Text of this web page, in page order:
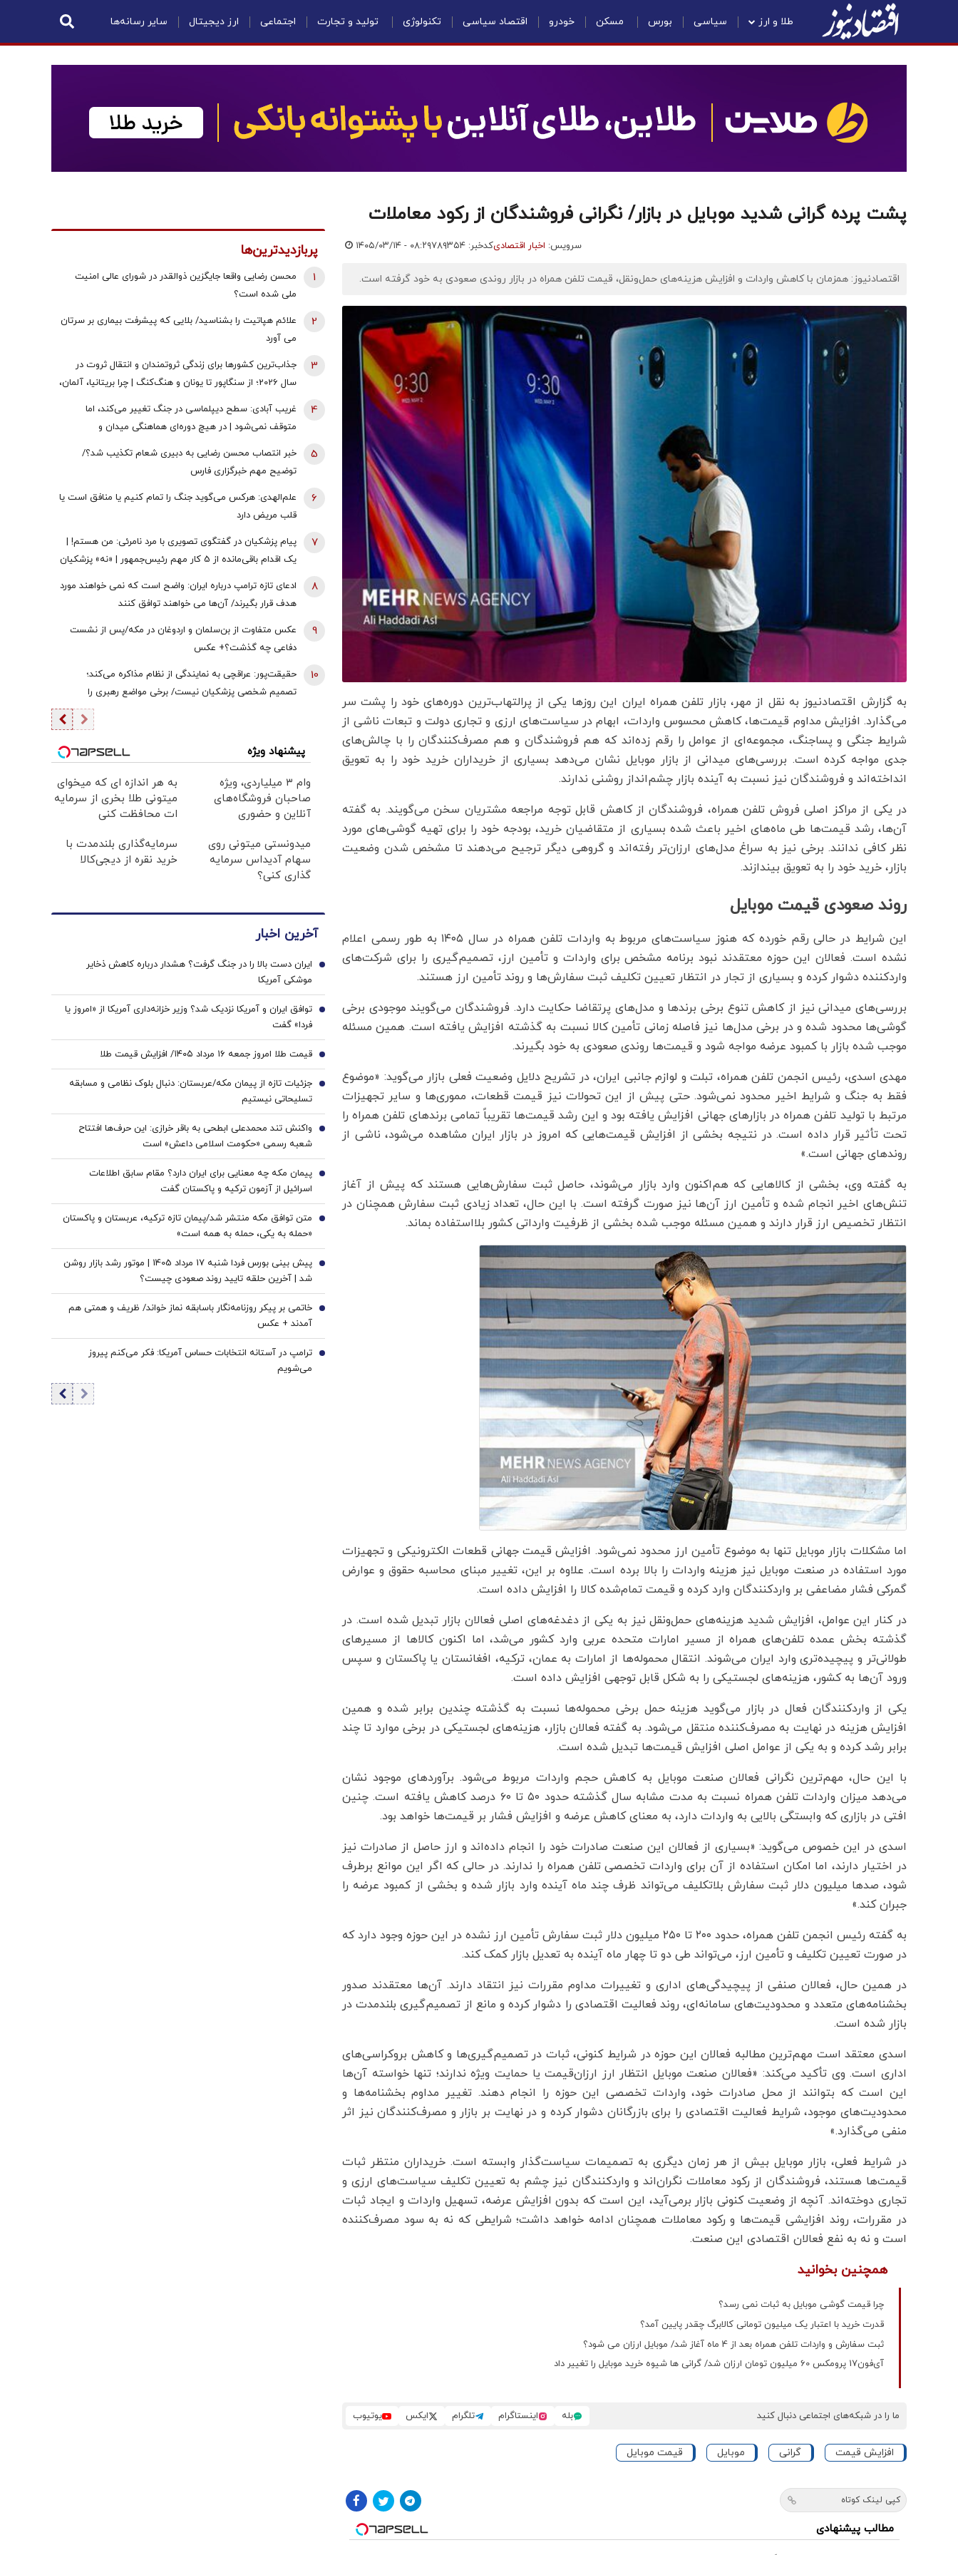
طلا و ارز سیاسی بورس مسکن خودرو اقتصاد سیاسی تکنولوژی تولید و تجارت اجتماعی ارز دیجیتال سایر رسانه‌ها
پشت پرده گرانی شدید موبایل در بازار/ نگرانی فروشندگان از رکود معاملات
سرویس: اخبار اقتصادیکدخبر: ۷۸۹۳۵۴ ۱۴۰۵/۰۳/۱۴ - ۰۸:۲۹
اقتصادنیوز: همزمان با کاهش واردات و افزایش هزینه‌های حمل‌ونقل، قیمت تلفن همراه در بازار روندی صعودی به خود گرفته است.
به گزارش اقتصادنیوز به نقل از مهر، بازار تلفن همراه ایران این روزها یکی از پرالتهاب‌ترین دوره‌های خود را پشت سر
می‌گذارد. افزایش مداوم قیمت‌ها، کاهش محسوس واردات، ابهام در سیاست‌های ارزی و تجاری دولت و تبعات ناشی از
شرایط جنگی و پساجنگ، مجموعه‌ای از عوامل را رقم زده‌اند که هم فروشندگان و هم مصرف‌کنندگان را با چالش‌های
جدی مواجه کرده است. بررسی‌های میدانی از بازار موبایل نشان می‌دهد بسیاری از خریداران خرید خود را به تعویق
انداخته‌اند و فروشندگان نیز نسبت به آینده بازار چشم‌انداز روشنی ندارند.
در یکی از مراکز اصلی فروش تلفن همراه، فروشندگان از کاهش قابل توجه مراجعه مشتریان سخن می‌گویند. به گفته
آن‌ها، رشد قیمت‌ها طی ماه‌های اخیر باعث شده بسیاری از متقاضیان خرید، بودجه خود را برای تهیه گوشی‌های مورد
نظر کافی ندانند. برخی نیز به سراغ مدل‌های ارزان‌تر رفته‌اند و گروهی دیگر ترجیح می‌دهند تا مشخص شدن وضعیت
بازار، خرید خود را به تعویق بیندازند.
روند صعودی قیمت موبایل
این شرایط در حالی رقم خورده که هنوز سیاست‌های مربوط به واردات تلفن همراه در سال ۱۴۰۵ به طور رسمی اعلام
نشده است. فعالان این حوزه معتقدند نبود برنامه مشخص برای واردات و تأمین ارز، تصمیم‌گیری را برای شرکت‌های
واردکننده دشوار کرده و بسیاری از تجار در انتظار تعیین تکلیف ثبت سفارش‌ها و روند تأمین ارز هستند.
بررسی‌های میدانی نیز از کاهش تنوع برخی برندها و مدل‌های پرتقاضا حکایت دارد. فروشندگان می‌گویند موجودی برخی
گوشی‌ها محدود شده و در برخی مدل‌ها نیز فاصله زمانی تأمین کالا نسبت به گذشته افزایش یافته است. همین مسئله
موجب شده بازار با کمبود عرضه مواجه شود و قیمت‌ها روندی صعودی به خود بگیرند.
مهدی اسدی، رئیس انجمن تلفن همراه، تبلت و لوازم جانبی ایران، در تشریح دلایل وضعیت فعلی بازار می‌گوید: «موضوع
فقط به جنگ و شرایط اخیر محدود نمی‌شود. حتی پیش از این تحولات نیز قیمت قطعات، مموری‌ها و سایر تجهیزات
مرتبط با تولید تلفن همراه در بازارهای جهانی افزایش یافته بود و این رشد قیمت‌ها تقریباً تمامی برندهای تلفن همراه را
تحت تأثیر قرار داده است. در نتیجه بخشی از افزایش قیمت‌هایی که امروز در بازار ایران مشاهده می‌شود، ناشی از
روندهای جهانی است.»
به گفته وی، بخشی از کالاهایی که هم‌اکنون وارد بازار می‌شوند، حاصل ثبت سفارش‌هایی هستند که پیش از آغاز
تنش‌های اخیر انجام شده و تأمین ارز آن‌ها نیز صورت گرفته است. با این حال، تعداد زیادی ثبت سفارش همچنان در
انتظار تخصیص ارز قرار دارند و همین مسئله موجب شده بخشی از ظرفیت وارداتی کشور بلااستفاده بماند.
اما مشکلات بازار موبایل تنها به موضوع تأمین ارز محدود نمی‌شود. افزایش قیمت جهانی قطعات الکترونیکی و تجهیزات
مورد استفاده در صنعت موبایل نیز هزینه واردات را بالا برده است. علاوه بر این، تغییر مبنای محاسبه حقوق و عوارض
گمرکی فشار مضاعفی بر واردکنندگان وارد کرده و قیمت تمام‌شده کالا را افزایش داده است.
در کنار این عوامل، افزایش شدید هزینه‌های حمل‌ونقل نیز به یکی از دغدغه‌های اصلی فعالان بازار تبدیل شده است. در
گذشته بخش عمده تلفن‌های همراه از مسیر امارات متحده عربی وارد کشور می‌شد، اما اکنون کالاها از مسیرهای
طولانی‌تر و پیچیده‌تری وارد ایران می‌شوند. انتقال محموله‌ها از امارات به عمان، ترکیه، افغانستان یا پاکستان و سپس
ورود آن‌ها به کشور، هزینه‌های لجستیکی را به شکل قابل توجهی افزایش داده است.
یکی از واردکنندگان فعال در بازار می‌گوید هزینه حمل برخی محموله‌ها نسبت به گذشته چندین برابر شده و همین
افزایش هزینه در نهایت به مصرف‌کننده منتقل می‌شود. به گفته فعالان بازار، هزینه‌های لجستیکی در برخی موارد تا چند
برابر رشد کرده و به یکی از عوامل اصلی افزایش قیمت‌ها تبدیل شده است.
با این حال، مهم‌ترین نگرانی فعالان صنعت موبایل به کاهش حجم واردات مربوط می‌شود. برآوردهای موجود نشان
می‌دهد میزان واردات تلفن همراه نسبت به مدت مشابه سال گذشته حدود ۵۰ تا ۶۰ درصد کاهش یافته است. چنین
افتی در بازاری که وابستگی بالایی به واردات دارد، به معنای کاهش عرضه و افزایش فشار بر قیمت‌ها خواهد بود.
اسدی در این خصوص می‌گوید: «بسیاری از فعالان این صنعت صادرات خود را انجام داده‌اند و ارز حاصل از صادرات نیز
در اختیار دارند، اما امکان استفاده از آن برای واردات تخصصی تلفن همراه را ندارند. در حالی که اگر این موانع برطرف
شود، صدها میلیون دلار ثبت سفارش بلاتکلیف می‌تواند ظرف چند ماه آینده وارد بازار شده و بخشی از کمبود عرضه را
جبران کند.»
به گفته رئیس انجمن تلفن همراه، حدود ۲۰۰ تا ۲۵۰ میلیون دلار ثبت سفارش تأمین ارز نشده در این حوزه وجود دارد که
در صورت تعیین تکلیف و تأمین ارز، می‌تواند طی دو تا چهار ماه آینده به تعدیل بازار کمک کند.
در همین حال، فعالان صنفی از پیچیدگی‌های اداری و تغییرات مداوم مقررات نیز انتقاد دارند. آن‌ها معتقدند صدور
بخشنامه‌های متعدد و محدودیت‌های سامانه‌ای، روند فعالیت اقتصادی را دشوار کرده و مانع از تصمیم‌گیری بلندمدت در
بازار شده است.
اسدی معتقد است مهم‌ترین مطالبه فعالان این حوزه در شرایط کنونی، ثبات در تصمیم‌گیری‌ها و کاهش بروکراسی‌های
اداری است. وی تأکید می‌کند: «فعالان صنعت موبایل انتظار ارز ارزان‌قیمت یا حمایت ویژه ندارند؛ تنها خواسته آن‌ها
این است که بتوانند از محل صادرات خود، واردات تخصصی این حوزه را انجام دهند. تغییر مداوم بخشنامه‌ها و
محدودیت‌های موجود، شرایط فعالیت اقتصادی را برای بازرگانان دشوار کرده و در نهایت بر بازار و مصرف‌کنندگان نیز اثر
منفی می‌گذارد.»
در شرایط فعلی، بازار موبایل بیش از هر زمان دیگری به تصمیمات سیاست‌گذار وابسته است. خریداران منتظر ثبات
قیمت‌ها هستند، فروشندگان از رکود معاملات نگران‌اند و واردکنندگان نیز چشم به تعیین تکلیف سیاست‌های ارزی و
تجاری دوخته‌اند. آنچه از وضعیت کنونی بازار برمی‌آید، این است که بدون افزایش عرضه، تسهیل واردات و ایجاد ثبات
در مقررات، روند افزایشی قیمت‌ها و رکود معاملات همچنان ادامه خواهد داشت؛ شرایطی که نه به سود مصرف‌کننده
است و نه به نفع فعالان اقتصادی این صنعت.
همچنین بخوانید
چرا قیمت گوشی موبایل به ثبات نمی رسد؟
قدرت خرید با اعتبار یک‌ میلیون تومانی کالابرگ چقدر پایین آمد؟
ثبت سفارش و واردات تلفن همراه بعد از 4 ماه آغاز شد/ موبایل ارزان می شود؟
آی‌فون17 پرومکس 60 میلیون تومان ارزان شد/ گرانی ها شیوه خرید موبایل را تغییر داد
ما را در شبکه‌های اجتماعی دنبال کنید بله اینستاگرام تلگرام ایکس یوتیوب
افزایش قیمت گرانی موبایل قیمت موبایل
کپی لینک کوتاه
مطالب پیشنهادی
پربازدیدترین‌ها
محسن رضایی واقعا جایگزین ذوالقدر در شورای عالی امنیت
ملی شده است؟
1
علائم هپاتیت را بشناسید/ بلایی که پیشرفت بیماری بر سرتان
می آورد
2
جذاب‌ترین کشورها برای زندگی ثروتمندان و انتقال ثروت در
سال 2026؛ از سنگاپور تا یونان و هنگ‌کنگ | چرا بریتانیا، آلمان،
فرانسه، نروژ و کره جنوبی درحال از دست دادن جذابیت
هستند؟
3
غریب آبادی: سطح دیپلماسی در جنگ تغییر می‌کند، اما
متوقف نمی‌شود | در هیچ دوره‌ای هماهنگی میدان و
ادبیاتمان در زمان صلح باشد؟
4
خبر انتصاب محسن رضایی به دبیری شعام تکذیب شد؟/
توضیح مهم خبرگزاری فارس
5
علم‌الهدی: هرکس می‌گوید جنگ را تمام کنیم یا منافق است یا
قلب مریض دارد
6
پیام پزشکیان در گفتگوی تصویری با مرد نامرئی: من هستم! |
یک اقدام باقی‌مانده از 5 کار مهم رئیس‌جمهور | «نه» پزشکیان
7
ادعای تازه ترامپ درباره ایران: واضح است که نمی خواهند مورد
هدف قرار بگیرند/ آن‌ها می خواهند توافق کنند
8
عکس متفاوت از بن‌سلمان و اردوغان در مکه/پس از نشست
دفاعی چه گذشت؟+ عکس
9
حقیقت‌پور: عراقچی به نمایندگی از نظام مذاکره می‌کند؛
تصمیم شخصی پزشکیان نیست/ برخی مواضع رهبری را
10
پیشنهاد ویژه
وام ۳ میلیاردی، ویژه
صاحبان فروشگاه‌های
آنلاین و حضوری
به هر اندازه ای که میخوای
میتونی طلا بخری از سرمایه
ات محافظت کنی
میدونستی میتونی روی
سهام آدیداس سرمایه
گذاری کنی؟
سرمایه‌گذاری بلندمدت با
خرید نقره از دیجی‌کالا
آخرین اخبار
ایران دست بالا را در جنگ گرفت؟ هشدار درباره کاهش ذخایر
موشکی آمریکا
1
توافق ایران و آمریکا نزدیک شد؟ وزیر خزانه‌داری آمریکا از «امروز یا
فردا» گفت
2
قیمت طلا امروز جمعه ۱۶ مرداد ۱۴۰۵/ افزایش قیمت طلا 3
جزئیات تازه از پیمان مکه/عربستان: دنبال بلوک نظامی و مسابقه
تسلیحاتی نیستیم
4
واکنش تند محمدعلی ابطحی به باقر خرازی: این حرف‌ها افتتاح
شعبه رسمی «حکومت اسلامی داعش» است
5
پیمان مکه چه معنایی برای ایران دارد؟ مقام سابق اطلاعات
اسرائیل از آزمون ترکیه و پاکستان گفت
6
متن توافق مکه منتشر شد/پیمان تازه ترکیه، عربستان و پاکستان
«حمله به یکی، حمله به همه است»
7
پیش بینی بورس فردا شنبه 17 مرداد 1405 | موتور رشد بازار روشن
شد | آخرین حلقه تایید روند صعودی چیست؟
8
خاتمی بر پیکر روزنامه‌نگار باسابقه نماز خواند/ ظریف و همتی هم
آمدند + عکس
9
ترامپ در آستانه انتخابات حساس آمریکا: فکر می‌کنم پیروز
می‌شویم
10